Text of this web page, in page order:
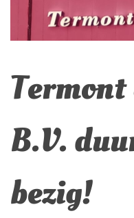
Termont
B.V.
bezig!